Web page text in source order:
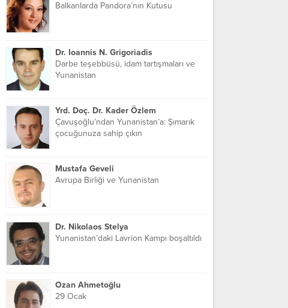
Balkanlarda Pandora’nın Kutusu
Dr. Ioannis N. Grigoriadis
Darbe teşebbüsü, idam tartışmaları ve
Yunanistan
Yrd. Doç. Dr. Kader Özlem
Çavuşoğlu’ndan Yunanistan’a: Şımarık
çocuğunuza sahip çıkın
Mustafa Geveli
Avrupa Birliği ve Yunanistan
Dr. Nikolaos Stelya
Yunanistan’daki Lavrion Kampı boşaltıldı
Ozan Ahmetoğlu
29 Ocak